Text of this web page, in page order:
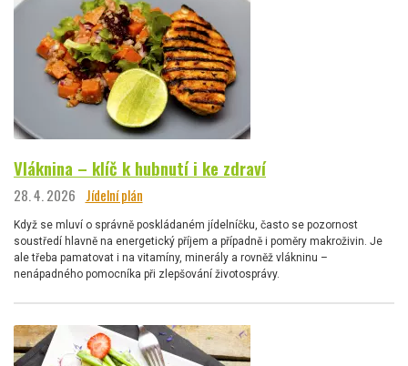
Vláknina – klíč k hubnutí i ke zdraví
28. 4. 2026 Jídelní plán
Když se mluví o správně poskládaném jídelníčku, často se pozornost
soustředí hlavně na energetický příjem a případně i poměry makroživin. Je
ale třeba pamatovat i na vitamíny, minerály a rovněž vlákninu –
nenápadného pomocníka při zlepšování životosprávy.